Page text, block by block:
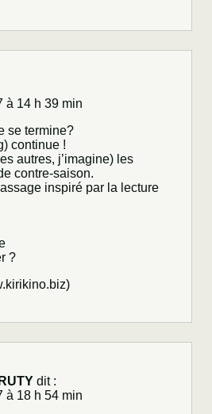
à 14 h 39 min
se termine?
continue !
autres, j’imagine) les
contre-saison.
inspiré par la lecture
?
)
dit :
à 18 h 54 min